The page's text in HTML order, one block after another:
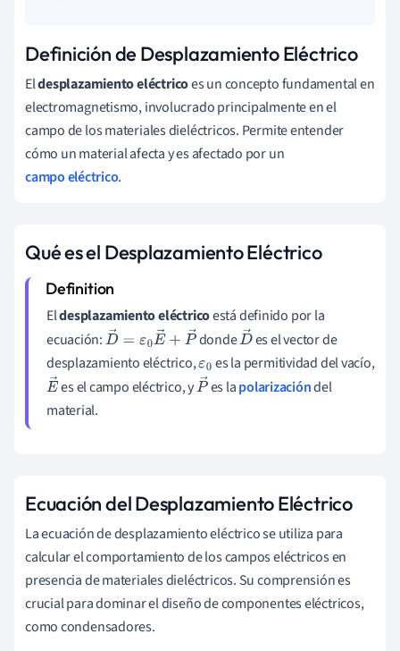
Definición de Desplazamiento Eléctrico
Eldesplazamiento eléctricoes un concepto fundamental en
electromagnetismo, involucrado principalmente en el
campo de los materiales dieléctricos. Permite entender
cómo un material afecta y es afectado por un
campo eléctrico.
Qué es el Desplazamiento Eléctrico
Eldesplazamiento eléctricoestá definido por la
ecuación:D→ =ε 0E→+P→ dondeD
→
es el vector de
desplazamiento eléctrico,ε0es la permitividad del vacío,
E
→
es el campo eléctrico, yP es lapolarizacióndel
material.
Ecuación del Desplazamiento Eléctrico
La ecuación de desplazamiento eléctrico se utiliza para
calcular el comportamiento de los campos eléctricos en
presencia de materiales dieléctricos. Su comprensión es
crucial para dominar el diseño de componentes eléctricos,
como condensadores.